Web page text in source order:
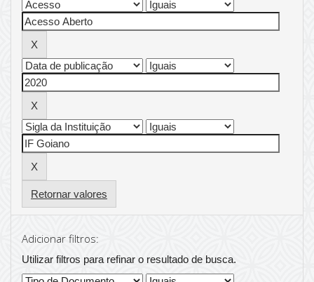
Retornar valores
Adicionar filtros:
Utilizar filtros para refinar o resultado de busca.